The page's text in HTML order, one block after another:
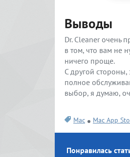
Выводы
Dr. Cleaner очень
в том, что вам не
ничего проще.
С другой
полное
выбор, я думаю,
Mac Mac App
Понравилась